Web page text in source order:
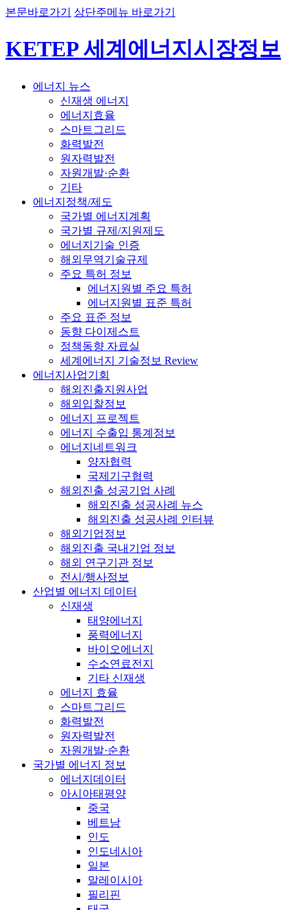
본문바로가기 상단주메뉴 바로가기
KETEP 세계에너지시장정보
에너지 뉴스
신재생 에너지
에너지효율
스마트그리드
화력발전
원자력발전
자원개발·순환
기타
에너지정책/제도
국가별 에너지계획
국가별 규제/지원제도
에너지기술 인증
해외무역기술규제
주요 특허 정보
에너지원별 주요 특허
에너지원별 표준 특허
주요 표준 정보
동향 다이제스트
정책동향 자료실
세계에너지 기술정보 Review
에너지사업기회
해외진출지원사업
해외입찰정보
에너지 프로젝트
에너지 수출입 통계정보
에너지네트워크
양자협력
국제기구협력
해외진출 성공기업 사례
해외진출 성공사례 뉴스
해외진출 성공사례 인터뷰
해외기업정보
해외진출 국내기업 정보
해외 연구기관 정보
전시/행사정보
산업별 에너지 데이터
신재생
태양에너지
풍력에너지
바이오에너지
수소연료전지
기타 신재생
에너지 효율
스마트그리드
화력발전
원자력발전
자원개발·순환
국가별 에너지 정보
에너지데이터
아시아태평양
중국
베트남
인도
인도네시아
일본
말레이시아
필리핀